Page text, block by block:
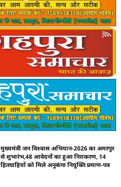
मुख्यमंत्री जन विश्वास अभियान-2026 का अमरपुर
से शुभारंभ,48 आवेदनों का हुआ निराकरण, 14
हितग्राहियों को मिले अनुकंपा नियुक्ति प्रमाण-पत्र